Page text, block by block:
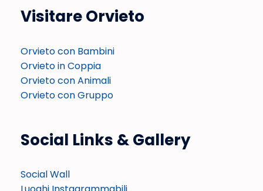
Visitare Orvieto
Orvieto con Bambini
Orvieto in Coppia
Orvieto con Animali
Orvieto con Gruppo
Social Links & Gallery
Social Wall